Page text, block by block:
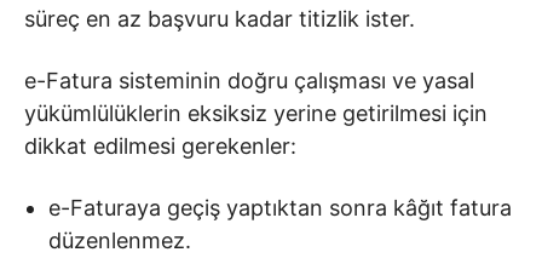
süreç en az başvuru kadar titizlik ister.
e-Fatura sisteminin doğru çalışması ve yasal
yükümlülüklerin eksiksiz yerine getirilmesi için
dikkat edilmesi gerekenler:
e-Faturaya geçiş yaptıktan sonra kâğıt fatura
düzenlenmez.